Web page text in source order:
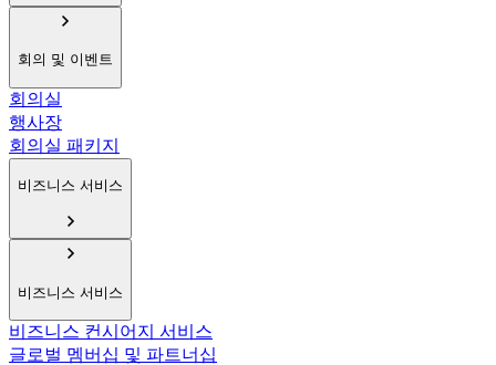
회의 및 이벤트
회의실
행사장
회의실 패키지
비즈니스 서비스
비즈니스 서비스
비즈니스 컨시어지 서비스
글로벌 멤버십 및 파트너십